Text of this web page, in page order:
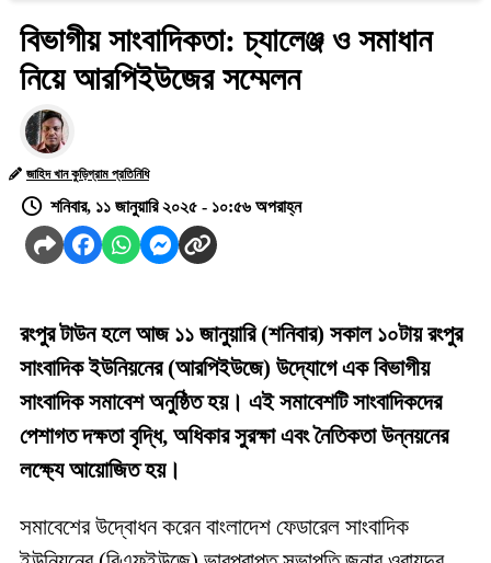
বিভাগীয় সাংবাদিকতা: চ্যালেঞ্জ ও সমাধান
নিয়ে আরপিইউজের সম্মেলন
জাহিদ খান কুড়িগ্রাম প্রতিনিধি
শনিবার, ১১ জানুয়ারি ২০২৫ - ১০:৫৬ অপরাহ্ন
রংপুর টাউন হলে আজ ১১ জানুয়ারি (শনিবার) সকাল ১০টায় রংপুর
সাংবাদিক ইউনিয়নের (আরপিইউজে) উদ্যোগে এক বিভাগীয়
সাংবাদিক সমাবেশ অনুষ্ঠিত হয়। এই সমাবেশটি সাংবাদিকদের
পেশাগত দক্ষতা বৃদ্ধি, অধিকার সুরক্ষা এবং নৈতিকতা উন্নয়নের
লক্ষ্যে আয়োজিত হয়।
সমাবেশের উদ্বোধন করেন বাংলাদেশ ফেডারেল সাংবাদিক